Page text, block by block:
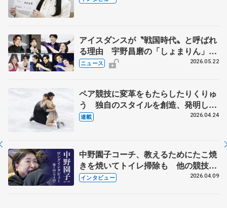
アイスダンスが〝戦国時代〟と呼ばれ
る理由 宇野昌磨の「しょまりん」ら
実力者が相次いで参戦 国内の競争激
ニュース 2026.05.22
ペア競技に変革をもたらしたりくりゅ
う 独自のスタイルを創造、発明した
【引退発表後②】
連載 2026.04.24
中野園子コーチ、教えるためにたこ焼
きを焼いてトイレ掃除も 他の競技に
も通用するという坂本花織の筋肉
インタビュー 2026.04.09